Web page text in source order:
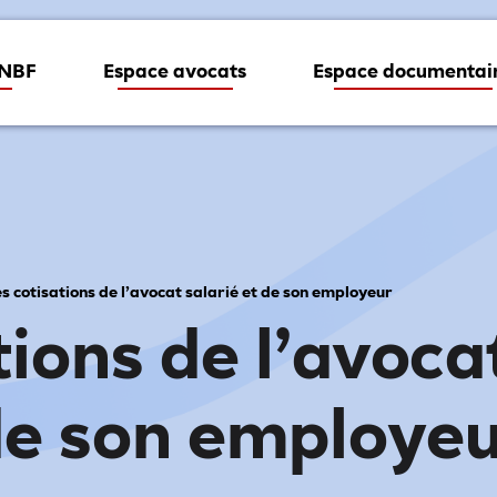
Espace avocats Espace
cotisations de l’avocat salarié et de son employeur
de
son